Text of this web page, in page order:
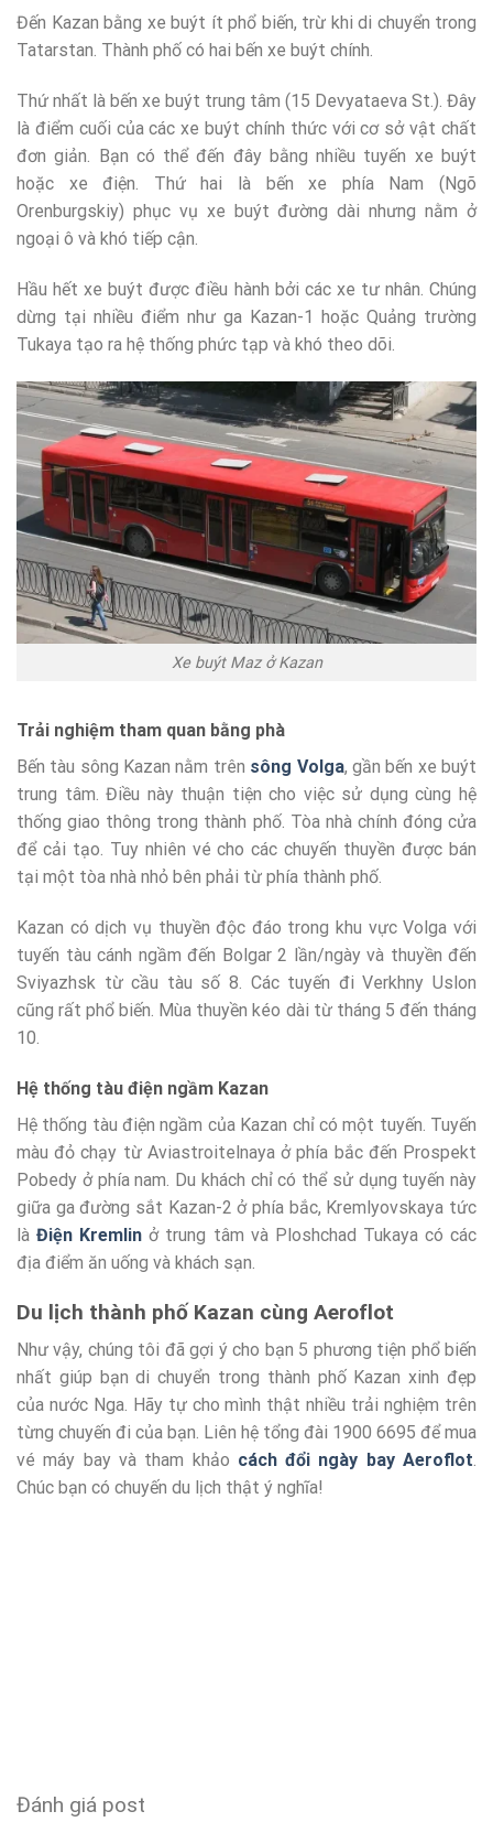
Đến Kazan bằng xe buýt ít phổ biến, trừ khi di chuyển trong
Tatarstan. Thành phố có hai bến xe buýt chính.
Thứ nhất là bến xe buýt trung tâm (15 Devyataeva St.). Đây
là điểm cuối của các xe buýt chính thức với cơ sở vật chất
đơn giản. Bạn có thể đến đây bằng nhiều tuyến xe buýt
hoặc xe điện. Thứ hai là bến xe phía Nam (Ngõ
Orenburgskiy) phục vụ xe buýt đường dài nhưng nằm ở
ngoại ô và khó tiếp cận.
Hầu hết xe buýt được điều hành bởi các xe tư nhân. Chúng
dừng tại nhiều điểm như ga Kazan-1 hoặc Quảng trường
Tukaya tạo ra hệ thống phức tạp và khó theo dõi.
Xe buýt Maz ở Kazan
Trải nghiệm tham quan bằng phà
Bến tàu sông Kazan nằm trên sông Volga, gần bến xe buýt
trung tâm. Điều này thuận tiện cho việc sử dụng cùng hệ
thống giao thông trong thành phố. Tòa nhà chính đóng cửa
để cải tạo. Tuy nhiên vé cho các chuyến thuyền được bán
tại một tòa nhà nhỏ bên phải từ phía thành phố.
Kazan có dịch vụ thuyền độc đáo trong khu vực Volga với
tuyến tàu cánh ngầm đến Bolgar 2 lần/ngày và thuyền đến
Sviyazhsk từ cầu tàu số 8. Các tuyến đi Verkhny Uslon
cũng rất phổ biến. Mùa thuyền kéo dài từ tháng 5 đến tháng
10.
Hệ thống tàu điện ngầm Kazan
Hệ thống tàu điện ngầm của Kazan chỉ có một tuyến. Tuyến
màu đỏ chạy từ Aviastroitelnaya ở phía bắc đến Prospekt
Pobedy ở phía nam. Du khách chỉ có thể sử dụng tuyến này
giữa ga đường sắt Kazan-2 ở phía bắc, Kremlyovskaya tức
làĐiện Kremlin ở trung tâm và Ploshchad Tukaya có các
địa điểm ăn uống và khách sạn.
Du lịch thành phố Kazan cùng Aeroflot
Như vậy, chúng tôi đã gợi ý cho bạn 5 phương tiện phổ biến
nhất giúp bạn di chuyển trong thành phố Kazan xinh đẹp
của nước Nga. Hãy tự cho mình thật nhiều trải nghiệm trên
từng chuyến đi của bạn. Liên hệ tổng đài 1900 6695 để mua
vé máy bay và tham khảo cách đổi ngày bay Aeroflot.
Chúc bạn có chuyến du lịch thật ý nghĩa!
Đánh giá post